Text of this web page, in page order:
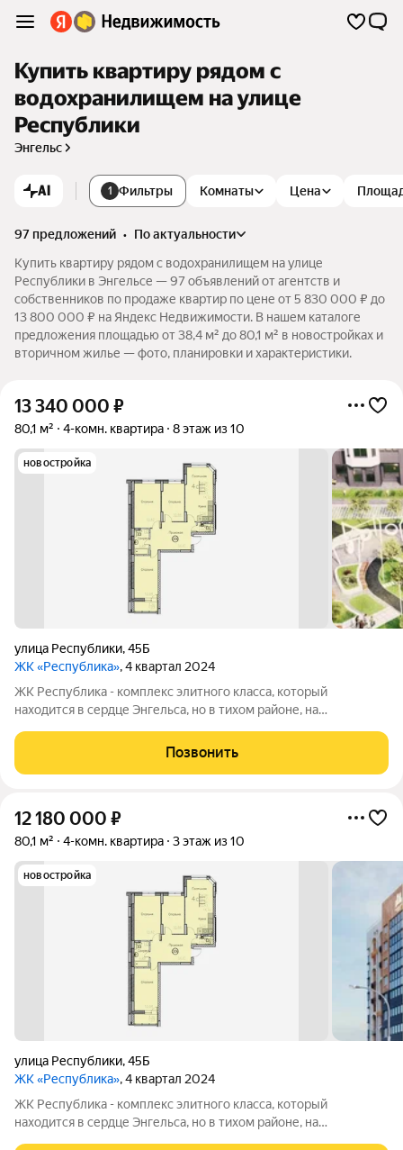
Купить квартиру рядом с
водохранилищем на улице
Республики
Энгельс
AI 1 Фильтры Комнаты Цена
97 предложений •
по актуальности
Купить квартиру рядом с водохранилищем на улице
Республики в Энгельсе — 97 объявлений от агентств и
собственников по продаже квартир по цене от 5 830 000 ₽ до
13 800 000 ₽ на Яндекс Недвижимости. В нашем каталоге
предложения площадью от 38,4 м² до 80,1 м² в новостройках и
вторичном жилье — фото, планировки и характеристики.
13 340 000 ₽
80,1 м² 4-комн. квартира 8 этаж из 10
новостройка
улица Республики,45Б
ЖК «Республика», 4 квартал 2024
ЖК Республика - комплекс элитного класса, который
находится в сердце Энгельса, но в тихом районе, на
доступности: детские сады, школы, торговый центр, пляж,
набережная и множество магазинов. А дома
Позвонить
12 180 000 ₽
80,1 м² 4-комн. квартира 3 этаж из 10
новостройка
улица Республики,45Б
ЖК «Республика», 4 квартал 2024
ЖК Республика - комплекс элитного класса, который
находится в сердце Энгельса, но в тихом районе, на